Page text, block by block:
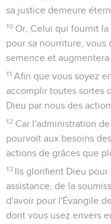
sa justice demeure
10 Or, Celui qui fournit
pour sa nourriture,
semence et
11 Afin que vous soyez
accomplir toutes sortes
Dieu par nous des
12 Car l'administration
pourvoit aux besoins
actions de grâces que
13 Ils glorifient Dieu
assistance, de la
d'avoir pour l'Évangile
dont vous usez envers